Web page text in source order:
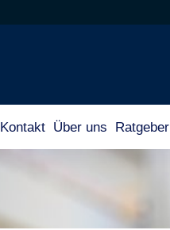
Kontakt Über uns Ratgeber